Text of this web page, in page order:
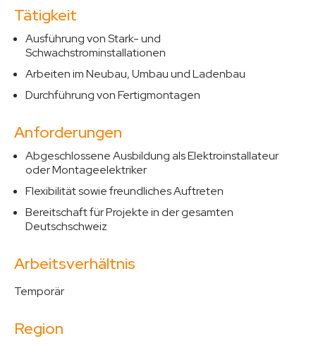
Tätigkeit
Ausführung von Stark- und
Schwachstrominstallationen
Arbeiten im Neubau, Umbau und Ladenbau
Durchführung von Fertigmontagen
Anforderungen
Abgeschlossene Ausbildung als Elektroinstallateur
oder Montageelektriker
Flexibilität sowie freundliches Auftreten
Bereitschaft für Projekte in der gesamten
Deutschschweiz
Arbeitsverhältnis
Temporär
Region